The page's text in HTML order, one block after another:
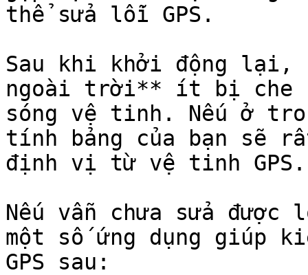
thể sửa lỗi GPS.
Sau khi khởi động lại,
ngoài trời** ít bị che
sóng vệ tinh. Nếu ở
tính bảng của bạn sẽ
định vị từ vệ tinh GPS.
Nếu vẫn chưa sửa
một số ứng dụng giúp
GPS sau: